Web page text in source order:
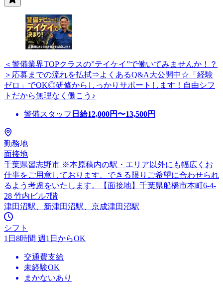
＜警備業界TOPクラスの”テイケイ”で働いてみませんか！？
＞応募までの流れを払拭⇒よくあるQ&A大公開中☆「経験
ゼロ」でOK◎研修からしっかりサポートします！自由シフ
トだから無理なく働こう♪
警備スタッフ 日給12,000円〜13,500円
勤務地
面接地
千葉県習志野市 ※本原稿内の駅・エリア以外にも幅広くお
仕事をご用意しております。できる限りご希望に合わせられ
るよう考慮をいたします。【面接地】千葉県船橋市本町6-4-
28 竹内ビル7階
津田沼駅、新津田沼駅、京成津田沼駅
シフト
1日8時間 週1日からOK
交通費支給
未経験OK
まかないあり